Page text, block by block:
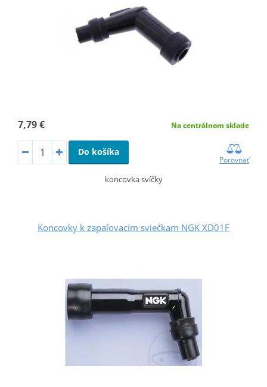
7,79 € Na centrálnom sklade
Do košíka
Porovnať
koncovka svíčky
Koncovky k zapaľovacím sviečkam NGK XD01F